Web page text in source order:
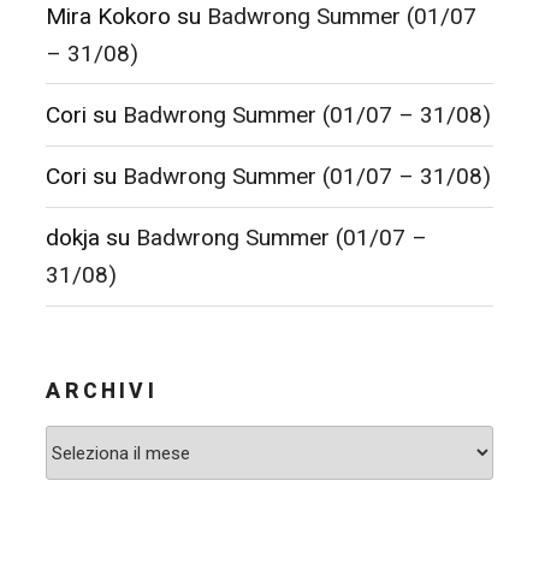
Mira Kokoro su Badwrong Summer (01/07
– 31/08)
Cori su Badwrong Summer (01/07 – 31/08)
Cori su Badwrong Summer (01/07 – 31/08)
dokja su Badwrong Summer (01/07 –
31/08)
ARCHIVI
Archivi